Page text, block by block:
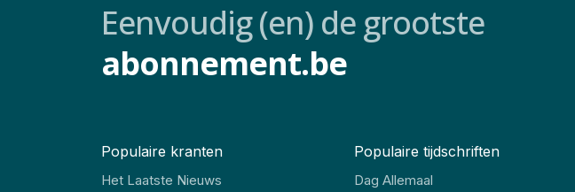
Eenvoudig (en) de grootste
abonnement.be
Populaire kranten
Het Laatste Nieuws
Populaire tijdschriften
Dag Allemaal